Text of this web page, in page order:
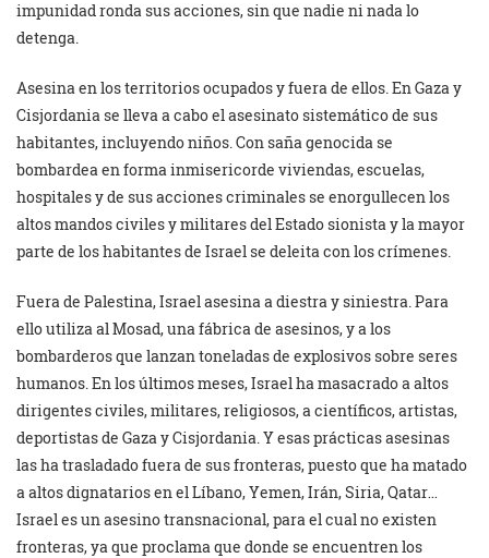
impunidad ronda sus acciones, sin que nadie ni nada lo
detenga.
Asesina en los territorios ocupados y fuera de ellos. En Gaza y
Cisjordania se lleva a cabo el asesinato sistemático de sus
habitantes, incluyendo niños. Con saña genocida se
bombardea en forma inmisericorde viviendas, escuelas,
hospitales y de sus acciones criminales se enorgullecen los
altos mandos civiles y militares del Estado sionista y la mayor
parte de los habitantes de Israel se deleita con los crímenes.
Fuera de Palestina, Israel asesina a diestra y siniestra. Para
ello utiliza al Mosad, una fábrica de asesinos, y a los
bombarderos que lanzan toneladas de explosivos sobre seres
humanos. En los últimos meses, Israel ha masacrado a altos
dirigentes civiles, militares, religiosos, a científicos, artistas,
deportistas de Gaza y Cisjordania. Y esas prácticas asesinas
las ha trasladado fuera de sus fronteras, puesto que ha matado
a altos dignatarios en el Líbano, Yemen, Irán, Siria, Qatar…
Israel es un asesino transnacional, para el cual no existen
fronteras, ya que proclama que donde se encuentren los